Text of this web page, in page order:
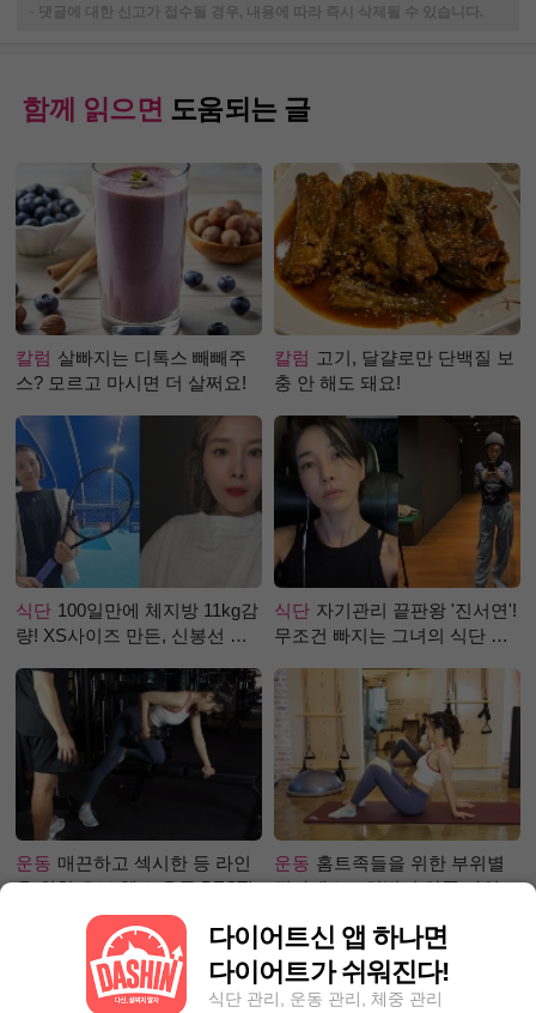
-
댓글에 대한 신고가 접수될 경우, 내용에 따라 즉시 삭제될 수 있습니다.
함께 읽으면 도움되는 글
칼럼 살빠지는 디톡스 빼빼주
스? 모르고 마시면 더 살쩌요!
칼럼 고기, 달걀로만 단백질 보
충 안 해도 돼요!
식단 100일만에 체지방 11kg감
량! XS사이즈 만든, 신봉선 식
식단 자기관리 끝판왕 '진서연'!
무조건 빠지는 그녀의 식단 정
운동 매끈하고 섹시한 등 라인
을 위한 초보 헬스 운동 BEST!
운동 홈트족들을 위한 부위별
필라테스 – 허벅지 안쪽 라인
다이어트신 앱 하나면
다이어트가 쉬워진다!
식단 관리, 운동 관리, 체중 관리